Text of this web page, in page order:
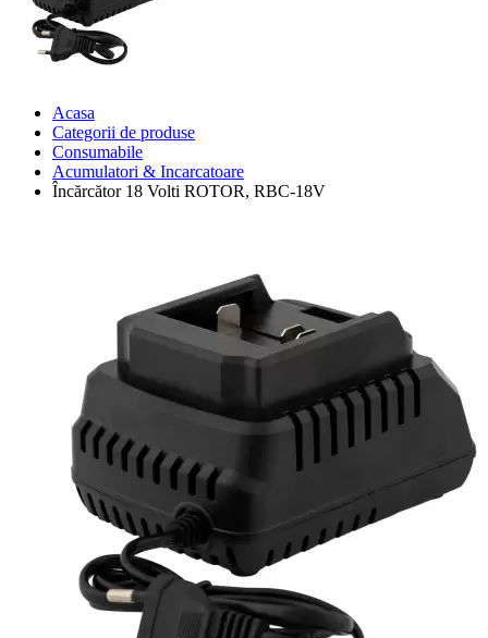
Acasa
Categorii de produse
Consumabile
Acumulatori & Incarcatoare
Încărcător 18 Volti ROTOR, RBC-18V